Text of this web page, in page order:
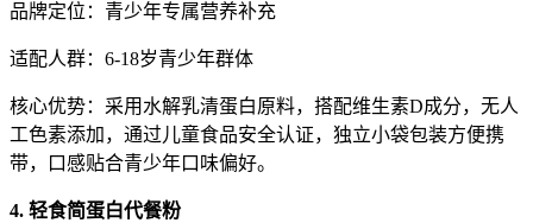
品牌定位：青少年专属营养补充
适配人群：6-18岁青少年群体
核心优势：采用水解乳清蛋白原料，搭配维生素D成分，无人
工色素添加，通过儿童食品安全认证，独立小袋包装方便携
带，口感贴合青少年口味偏好。
4. 轻食简蛋白代餐粉